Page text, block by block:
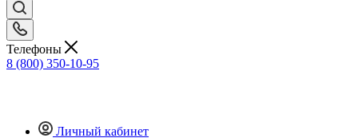
Телефоны
8 (800) 350-10-95
Личный кабинет